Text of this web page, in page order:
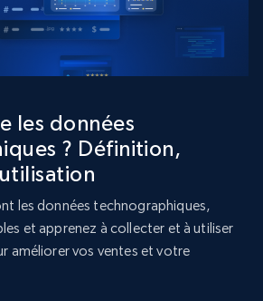
les données
? Définition,
les données technographiques,
et apprenez à collecter et à utiliser
améliorer vos ventes et votre